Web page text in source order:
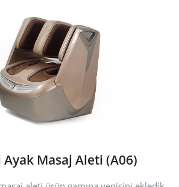
Ayak Masaj Aleti (A06)